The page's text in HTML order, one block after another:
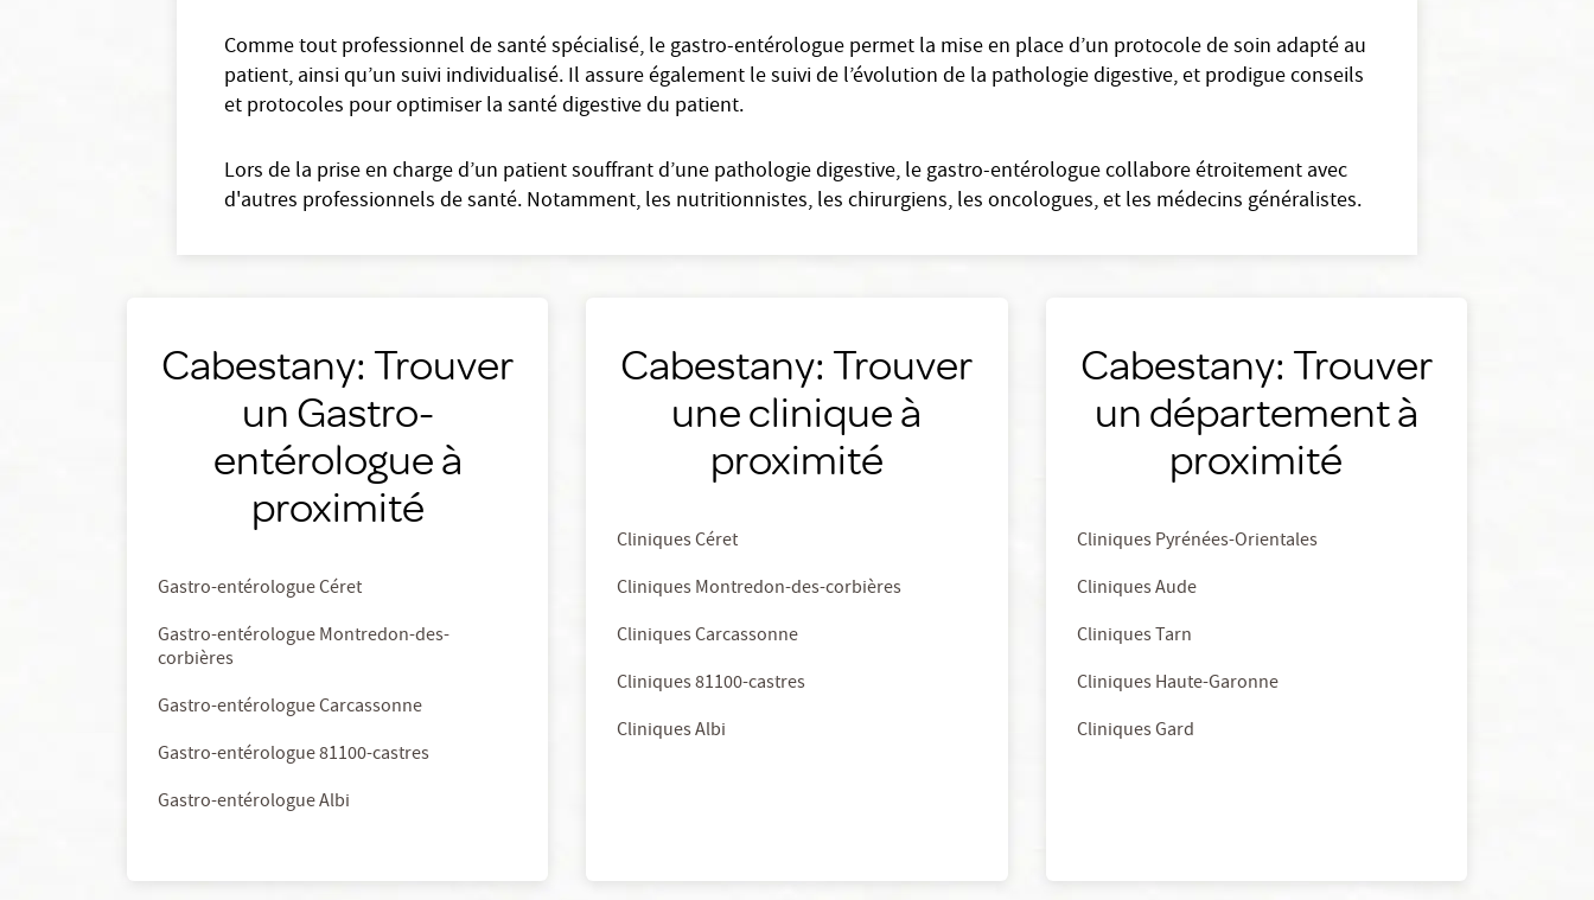
Comme tout professionnel de santé spécialisé, le gastro-entérologue permet la mise en place d’un protocole de soin adapté au
patient, ainsi qu’un suivi individualisé. Il assure également le suivi de l’évolution de la pathologie digestive, et prodigue conseils
et protocoles pour optimiser la santé digestive du patient.
Lors de la prise en charge d’un patient souffrant d’une pathologie digestive, le gastro-entérologue collabore étroitement avec
d'autres professionnels de santé. Notamment, les nutritionnistes, les chirurgiens, les oncologues, et les médecins généralistes.
Cabestany: Trouver
un Gastro-
entérologue à
proximité
Gastro-entérologue Céret
Gastro-entérologue Montredon-des-
corbières
Gastro-entérologue Carcassonne
Gastro-entérologue 81100-castres
Gastro-entérologue Albi
Cabestany: Trouver
une clinique à
proximité
Cliniques Céret
Cliniques Montredon-des-corbières
Cliniques Carcassonne
Cliniques 81100-castres
Cliniques Albi
Cabestany: Trouver
un département à
proximité
Cliniques Pyrénées-Orientales
Cliniques Aude
Cliniques Tarn
Cliniques Haute-Garonne
Cliniques Gard